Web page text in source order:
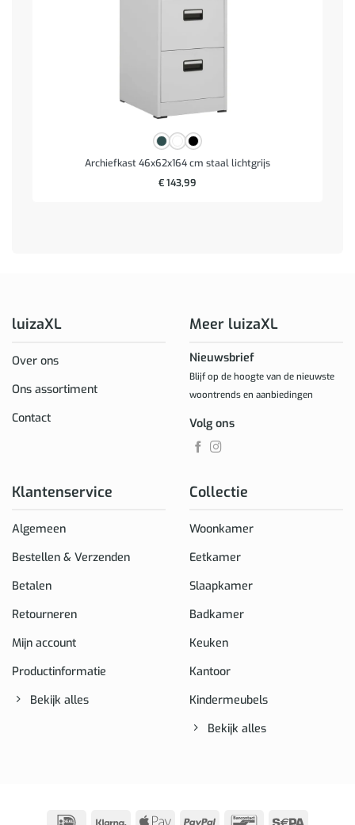
Archiefkast 46x62x164 cm staal lichtgrijs
€143,99
luizaXL
Over ons
Ons assortiment
Contact
Klantenservice
Algemeen
Bestellen & Verzenden
Betalen
Retourneren
Mijn account
Productinformatie
Bekijk alles
Collectie
Woonkamer
Eetkamer
Slaapkamer
Badkamer
Keuken
Kantoor
Kindermeubels
Bekijk alles
Meer luizaXL
Nieuwsbrief
Blijf op de hoogte van de nieuwste
woontrends en aanbiedingen
Volg ons
IDeal Klarna Apple PayPal Bancontact